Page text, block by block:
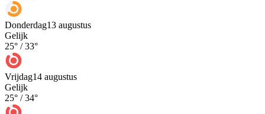
Donderdag13 augustus
Gelijk
25° /33°
Vrijdag14 augustus
Gelijk
25° /34°